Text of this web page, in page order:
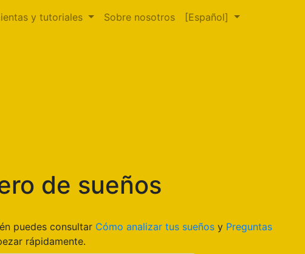
y tutoriales Sobre nosotros [Español]
de sueños
puedes consultar Cómo analizar tus sueños y Preguntas
rápidamente.